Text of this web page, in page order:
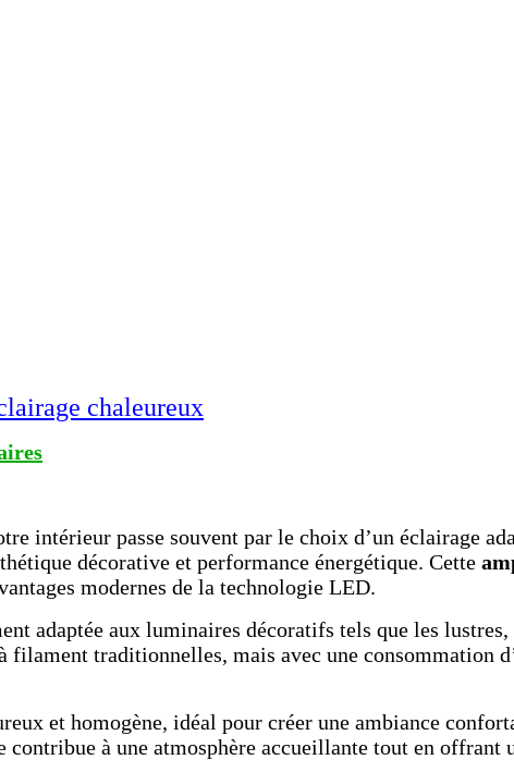
chaleureux
intérieur passe souvent par le choix d’un éclairage
décorative et performance énergétique. Cette
modernes de la technologie LED.
adaptée aux luminaires décoratifs tels que les
filament traditionnelles, mais avec une consommation
et homogène, idéal pour créer une ambiance
contribue à une atmosphère accueillante tout en offrant